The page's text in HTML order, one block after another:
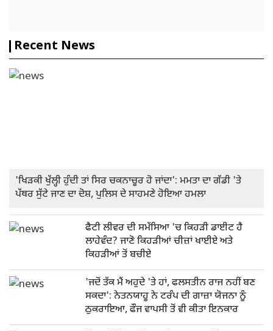
Recent News
'ਖਿੜਕੀ ਖੁੱਲ੍ਹੀ ਹੁੰਦੀ ਤਾਂ ਸਿਰ ਚਕਨਾਚੂਰ ਹੋ ਜਾਂਦਾ': ਮਮਤਾ ਦਾ ਗੱਡੀ 'ਤੇ
ਪੱਥਰ ਸੁੱਟੇ ਜਾਣ ਦਾ ਦੋਸ਼, ਪੁਲਿਸ ਦੇ ਸਾਹਮਣੇ ਹੋਇਆ ਹਮਲਾ
ਫੈਟੀ ਲੀਵਰ ਦੀ ਸਮੱਸਿਆ 'ਚ ਕਿਹੜੀ ਡਾਈਟ ਹੈ
ਲਾਹੇਵੰਦ? ਜਾਣੋ ਕਿਹੜੀਆਂ ਚੀਜ਼ਾਂ ਖਾਈਏ ਅਤੇ
ਕਿਹੜੀਆਂ ਤੋਂ ਬਚੀਏ
'ਜਦੋਂ ਤੱਕ ਮੈਂ ਅਹੁਦੇ 'ਤੇ ਹਾਂ, ਫਲਸਤੀਨ ਰਾਜ ਨਹੀਂ ਬਣ
ਸਕਦਾ': ਨੇਤਨਯਾਹੂ ਨੇ ਟਰੰਪ ਦੀ ਗਾਜ਼ਾ ਯੋਜਨਾ ਨੂੰ
ਠੁਕਰਾਇਆ, ਫੌਜ ਵਾਪਸੀ ਤੋਂ ਵੀ ਕੀਤਾ ਇਨਕਾਰ